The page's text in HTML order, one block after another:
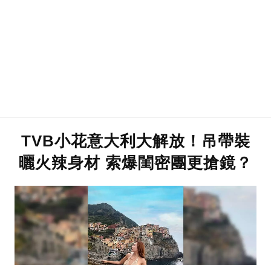
TVB小花意大利大解放！吊帶裝
曬火辣身材 索爆閨密團更搶鏡？